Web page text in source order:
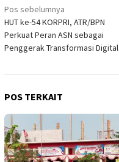
Navigasi
pos
Pos sebelumnya
HUT ke-54 KORPRI, ATR/BPN
Perkuat Peran ASN sebagai
Penggerak Transformasi Digital
POS TERKAIT